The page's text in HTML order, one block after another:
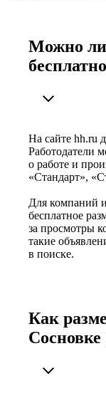
Можно ли
На сайте hh.ru
Работодатели
о работе и
«Стандарт»,
Для компаний
бесплатное
за просмотры
такие
в поиске.
Как
Сосновке